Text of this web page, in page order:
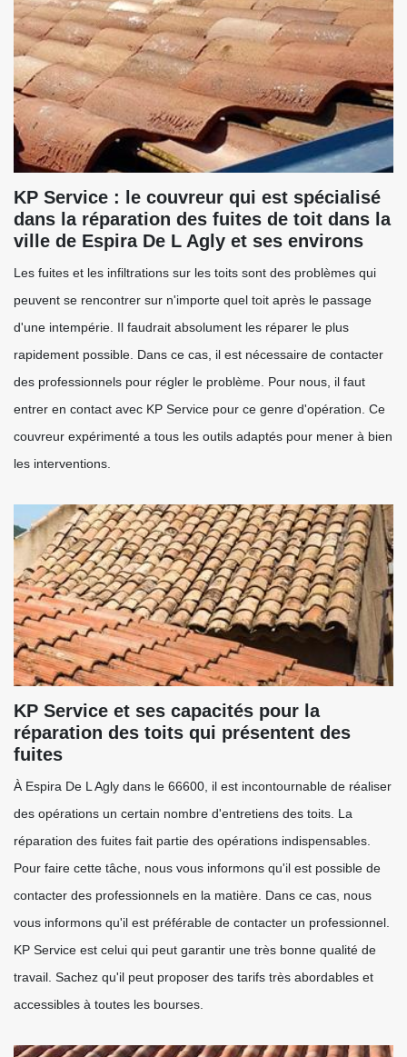
KP Service : le couvreur qui est spécialisé
dans la réparation des fuites de toit dans la
ville de Espira De L Agly et ses environs
Les fuites et les infiltrations sur les toits sont des problèmes qui
peuvent se rencontrer sur n'importe quel toit après le passage
d'une intempérie. Il faudrait absolument les réparer le plus
rapidement possible. Dans ce cas, il est nécessaire de contacter
des professionnels pour régler le problème. Pour nous, il faut
entrer en contact avec KP Service pour ce genre d'opération. Ce
couvreur expérimenté a tous les outils adaptés pour mener à bien
les interventions.
KP Service et ses capacités pour la
réparation des toits qui présentent des
fuites
À Espira De L Agly dans le 66600, il est incontournable de réaliser
des opérations un certain nombre d'entretiens des toits. La
réparation des fuites fait partie des opérations indispensables.
Pour faire cette tâche, nous vous informons qu'il est possible de
contacter des professionnels en la matière. Dans ce cas, nous
vous informons qu'il est préférable de contacter un professionnel.
KP Service est celui qui peut garantir une très bonne qualité de
travail. Sachez qu'il peut proposer des tarifs très abordables et
accessibles à toutes les bourses.